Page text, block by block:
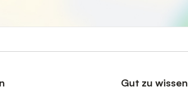
Gut zu wissen